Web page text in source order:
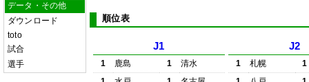
データ・その他
ダウンロード
toto
試合
選手
順位表
J1
1 鹿島 1
清水
J2
1 札幌
1